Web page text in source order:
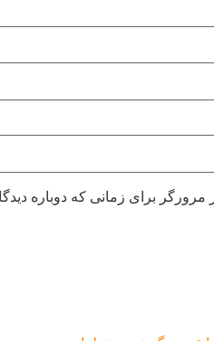
مرورگر برای زمانی که دوباره